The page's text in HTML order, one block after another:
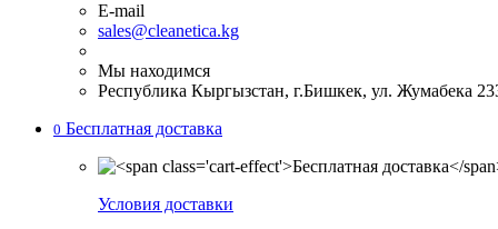
E-mail
sales@cleanetica.kg
Мы находимся
Республика Кыргызстан, г.Бишкек, ул. Жумабека
0 Бесплатная доставка
Условия доставки